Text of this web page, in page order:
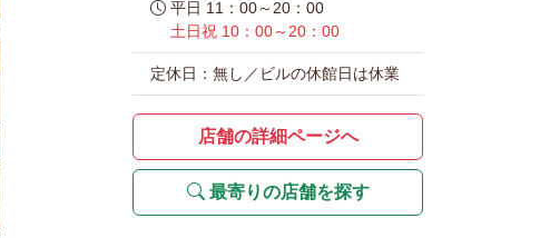
平日 11：00～20：00
土日祝 10：00～20：00
定休日：無し／ビルの休館日は休業
店舗の詳細ページへ
最寄りの店舗を探す